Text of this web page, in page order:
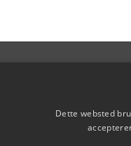
Dette websted